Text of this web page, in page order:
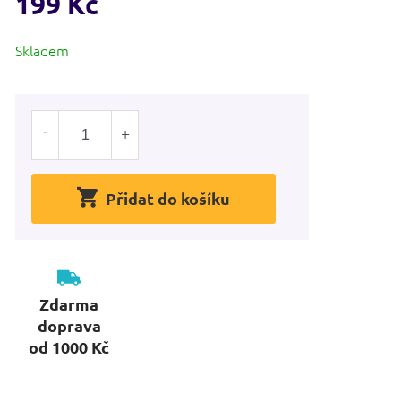
cena:
Skladem
Přidat do košíku
Zdarma
doprava
od 1000 Kč